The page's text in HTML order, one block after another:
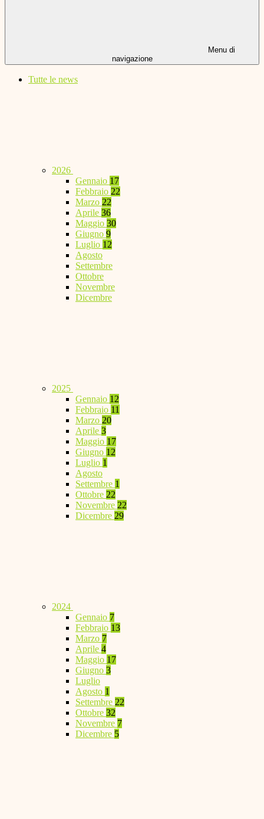
Menu di
navigazione
Tutte le news
2026
Gennaio 17
Febbraio 22
Marzo 22
Aprile 36
Maggio 30
Giugno 9
Luglio 12
Agosto
Settembre
Ottobre
Novembre
Dicembre
2025
Gennaio 12
Febbraio 11
Marzo 20
Aprile 3
Maggio 17
Giugno 12
Luglio 1
Agosto
Settembre 1
Ottobre 22
Novembre 22
Dicembre 29
2024
Gennaio 7
Febbraio 13
Marzo 7
Aprile 4
Maggio 17
Giugno 3
Luglio
Agosto 1
Settembre 22
Ottobre 32
Novembre 7
Dicembre 5